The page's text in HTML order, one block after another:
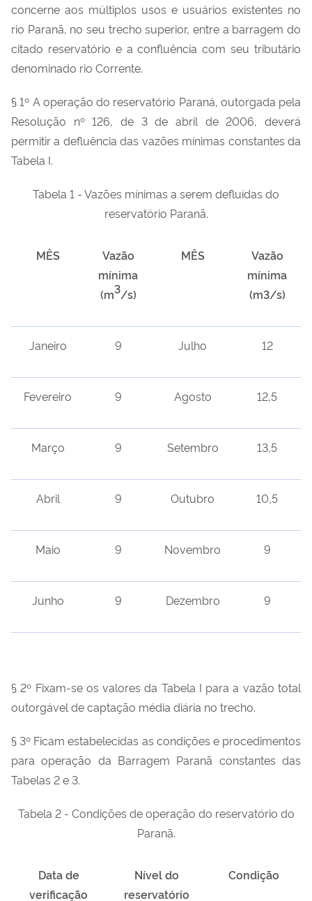
concerne aos múltiplos usos e usuários existentes no
rio Paranã, no seu trecho superior, entre a barragem do
citado reservatório e a confluência com seu tributário
denominado rio Corrente.
§ 1º A operação do reservatório Paraná, outorgada pela
Resolução nº 126, de 3 de abril de 2006, deverá
permitir a defluência das vazões mínimas constantes da
Tabela I.
Tabela 1 - Vazões mínimas a serem defluídas do
reservatório Paranã.
MÊS
Vazão
mínima
(m3/s)
MÊS
Vazão
mínima
(m3/s)
Janeiro 9 Julho 12
Fevereiro 9 Agosto 12,5
Março 9 Setembro 13,5
Abril 9 Outubro 10,5
Maio 9 Novembro 9
Junho 9 Dezembro 9
§ 2º Fixam-se os valores da Tabela I para a vazão total
outorgável de captação média diária no trecho.
§ 3º Ficam estabelecidas as condições e procedimentos
para operação da Barragem Paranã constantes das
Tabelas 2 e 3.
Tabela 2 - Condições de operação do reservatório do
Paranã.
Data de
verificação
Níveldo
reservatório
Condição